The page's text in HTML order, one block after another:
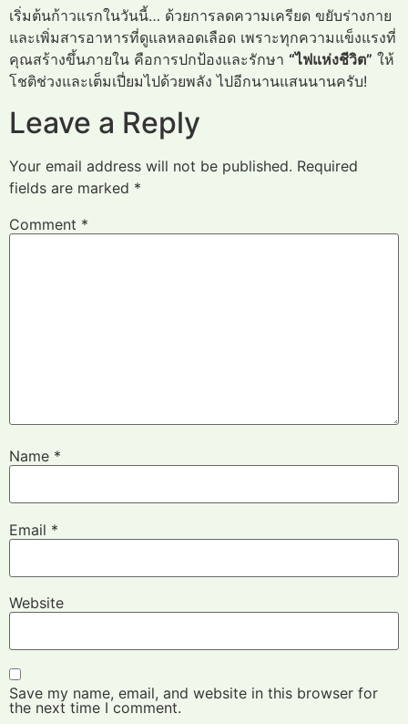
เริ่มต้นก้าวแรกในวันนี้… ด้วยการลดความเครียด ขยับร่างกาย
และเพิ่มสารอาหารที่ดูแลหลอดเลือด เพราะทุกความแข็งแรงที่
คุณสร้างขึ้นภายใน คือการปกป้องและรักษา “ไฟแห่งชีวิต” ให้
โชติช่วงและเต็มเปี่ยมไปด้วยพลัง ไปอีกนานแสนนานครับ!
Leave a Reply
Your email address will not be published. Required
fields are marked *
Comment *
Name *
Email *
Website
Save my name, email, and website in this browser for
the next time I comment.